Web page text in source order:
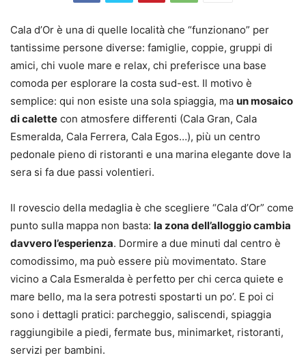
Cala d’Or è una di quelle località che “funzionano” per
tantissime persone diverse: famiglie, coppie, gruppi di
amici, chi vuole mare e relax, chi preferisce una base
comoda per esplorare la costa sud-est. Il motivo è
semplice: qui non esiste una sola spiaggia, ma un mosaico
di calette con atmosfere differenti (Cala Gran, Cala
Esmeralda, Cala Ferrera, Cala Egos…), più un centro
pedonale pieno di ristoranti e una marina elegante dove la
sera si fa due passi volentieri.
Il rovescio della medaglia è che scegliere “Cala d’Or” come
punto sulla mappa non basta: la zona dell’alloggio cambia
davvero l’esperienza. Dormire a due minuti dal centro è
comodissimo, ma può essere più movimentato. Stare
vicino a Cala Esmeralda è perfetto per chi cerca quiete e
mare bello, ma la sera potresti spostarti un po’. E poi ci
sono i dettagli pratici: parcheggio, saliscendi, spiaggia
raggiungibile a piedi, fermate bus, minimarket, ristoranti,
servizi per bambini.